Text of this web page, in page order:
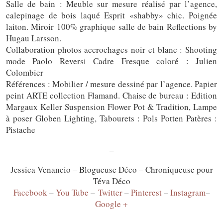
Salle de bain : Meuble sur mesure réalisé par l’agence,
calepinage de bois laqué Esprit «shabby» chic. Poignée
laiton. Miroir 100% graphique salle de bain Reflections by
Hugau Larsson.
Collaboration photos accrochages noir et blanc : Shooting
mode Paolo Reversi Cadre Fresque coloré : Julien
Colombier
Références : Mobilier / mesure dessiné par l’agence. Papier
peint ARTE collection Flamand. Chaise de bureau : Edition
Margaux Keller Suspension Flower Pot & Tradition, Lampe
à poser Globen Lighting, Tabourets : Pols Potten Patères :
Pistache
–
Jessica Venancio – Blogueuse Déco – Chroniqueuse pour
Téva Déco
Facebook–You Tube – Twitter–Pinterest–Instagram–
Google +